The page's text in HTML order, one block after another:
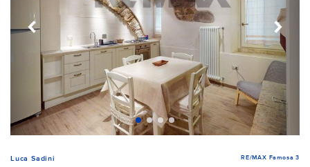
Luca Sadini RE/MAX Famosa 3